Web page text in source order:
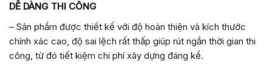
DỄ DÀNG THI CÔNG
– Sản phẩm được thiết kế với độ hoàn thiện và kích thước
chính xác cao, độ sai lệch rất thấp giúp rút ngắn thời gian thi
công, từ đó tiết kiệm chi phí xây dựng đáng kể.